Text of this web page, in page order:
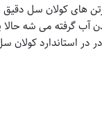
های کولان سل
آب گرفته می شه